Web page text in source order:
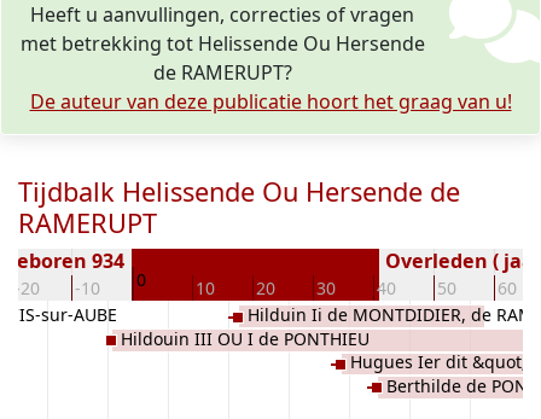
Heeft u aanvullingen, correcties of vragen
met betrekking tot Helissende Ou Hersende
de RAMERUPT?
De auteur van deze publicatie hoort het graag van u!
Tijdbalk Helissende Ou Hersende de
RAMERUPT
-20 -10 0 10 20 30 40 50 60
Geboren 934 Overleden (
sur-AUBE
Hildouin III OU I de PONTHIEU
Hilduin Ii de MONTDIDIER, de
Hugues Ier dit
de PONTHIEU
Berthilde de